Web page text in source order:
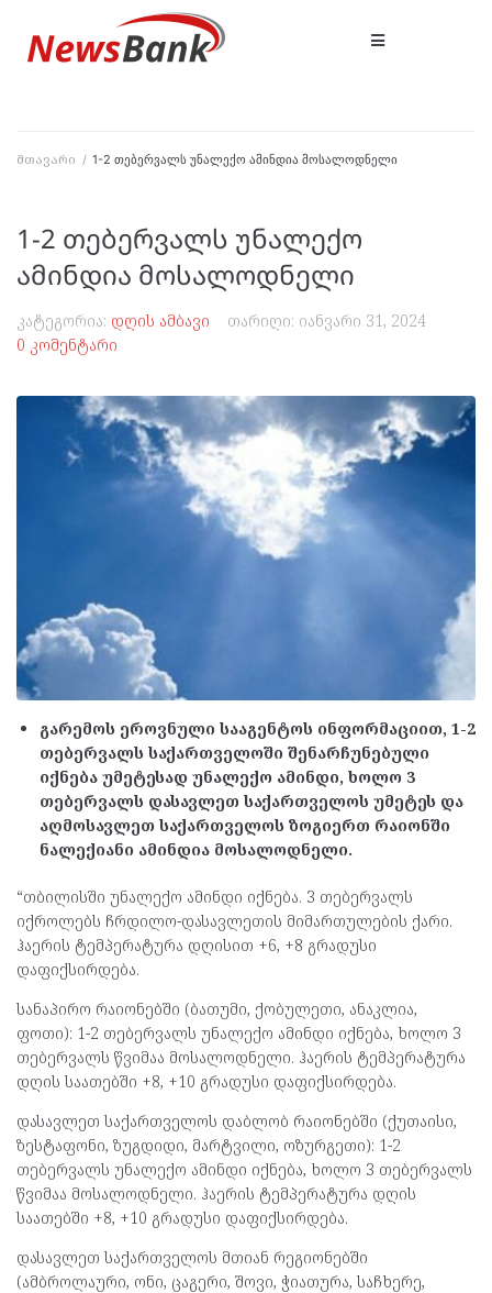
მთავარი / 1-2 თებერვალს უნალექო ამინდია მოსალოდნელი
1-2 თებერვალს უნალექო
ამინდია მოსალოდნელი
კატეგორია: დღის ამბავი თარიღი: იანვარი 31, 2024
0 კომენტარი
გარემოს ეროვნული სააგენტოს ინფორმაციით, 1-2
თებერვალს საქართველოში შენარჩუნებული
იქნება უმეტესად უნალექო ამინდი, ხოლო 3
თებერვალს დასავლეთ საქართველოს უმეტეს და
აღმოსავლეთ საქართველოს ზოგიერთ რაიონში
ნალექიანი ამინდია მოსალოდნელი.
“თბილისში უნალექო ამინდი იქნება. 3 თებერვალს
იქროლებს ჩრდილო-დასავლეთის მიმართულების ქარი.
ჰაერის ტემპერატურა დღისით +6, +8 გრადუსი
დაფიქსირდება.
სანაპირო რაიონებში (ბათუმი, ქობულეთი, ანაკლია,
ფოთი): 1-2 თებერვალს უნალექო ამინდი იქნება, ხოლო 3
თებერვალს წვიმაა მოსალოდნელი. ჰაერის ტემპერატურა
დღის საათებში +8, +10 გრადუსი დაფიქსირდება.
დასავლეთ საქართველოს დაბლობ რაიონებში (ქუთაისი,
ზესტაფონი, ზუგდიდი, მარტვილი, ოზურგეთი): 1-2
თებერვალს უნალექო ამინდი იქნება, ხოლო 3 თებერვალს
წვიმაა მოსალოდნელი. ჰაერის ტემპერატურა დღის
საათებში +8, +10 გრადუსი დაფიქსირდება.
დასავლეთ საქართველოს მთიან რეგიონებში
(ამბროლაური, ონი, ცაგერი, შოვი, ჭიათურა, საჩხერე,